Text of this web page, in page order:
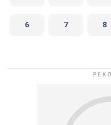
6 7 8